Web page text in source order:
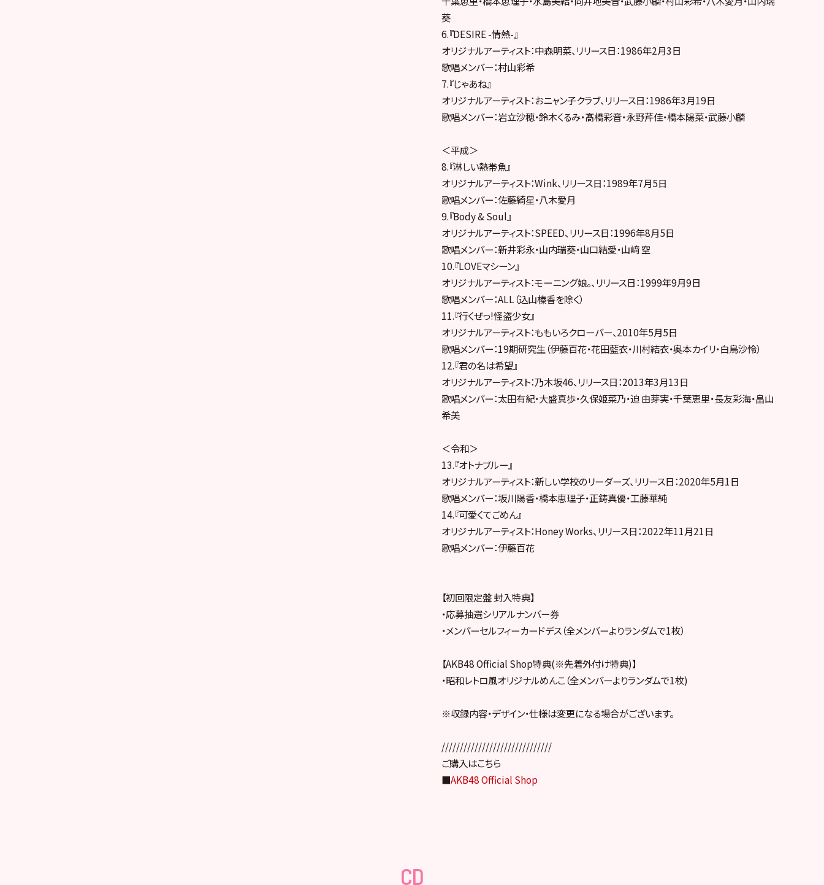
葵
6.『DESIRE -情熱-』
オリジナルアーティスト：中森明菜、リリース日：1986年2月3日
歌唱メンバー：村山彩希
7.『じゃあね』
オリジナルアーティスト：おニャン子クラブ、リリース日：1986年3月19日
歌唱メンバー：岩立沙穂・鈴木くるみ・髙橋彩音・永野芹佳・橋本陽菜・武藤小麟
＜平成＞
8.『淋しい熱帯魚』
オリジナルアーティスト：Wink、リリース日：1989年7月5日
歌唱メンバー：佐藤綺星・八木愛月
9.『Body & Soul』
オリジナルアーティスト：SPEED、リリース日：1996年8月5日
歌唱メンバー：新井彩永・山内瑞葵・山口結愛・山﨑 空
10.『LOVEマシーン』
オリジナルアーティスト：モーニング娘。、リリース日：1999年9月9日
歌唱メンバー：ALL（込山榛香を除く）
11.『行くぜっ!怪盗少女』
オリジナルアーティスト：ももいろクローバー、2010年5月5日
歌唱メンバー：19期研究生（伊藤百花・花田藍衣・川村結衣・奥本カイリ・白鳥沙怜）
12.『君の名は希望』
オリジナルアーティスト：乃木坂46、リリース日：2013年3月13日
歌唱メンバー：太田有紀・大盛真歩・久保姫菜乃・迫 由芽実・千葉恵里・長友彩海・畠山
希美
＜令和＞
13.『オトナブルー』
オリジナルアーティスト：新しい学校のリーダーズ、リリース日：2020年5月1日
歌唱メンバー：坂川陽香・橋本恵理子・正鋳真優・工藤華純
14.『可愛くてごめん』
オリジナルアーティスト：Honey Works、リリース日：2022年11月21日
歌唱メンバー：伊藤百花
【初回限定盤 封入特典】
・応募抽選シリアルナンバー券
・メンバーセルフィーカードデス（全メンバーよりランダムで1枚）
【AKB48 Official Shop特典(※先着外付け特典)】
・昭和レトロ風オリジナルめんこ（全メンバーよりランダムで1枚)
※収録内容・デザイン・仕様は変更になる場合がございます。
//////////////////////////////
ご購入はこちら
■AKB48 Official Shop
CD